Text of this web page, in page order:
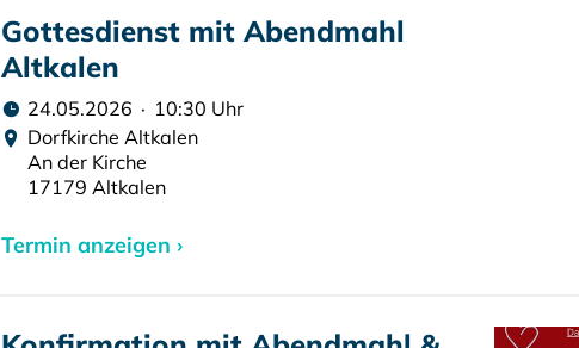
Gottesdienst mit Abendmahl
Altkalen
24.05.2026 · 10:30 Uhr
Dorfkirche Altkalen
An der Kirche
17179 Altkalen
Termin anzeigen ›